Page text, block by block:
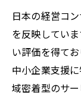
日本の経営コ
を反映してい
い評価を得て
中小企業支援
域密着型のサ